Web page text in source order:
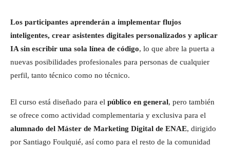
Los participantes aprenderán a implementar flujos
inteligentes, crear asistentes digitales personalizados y aplicar
IA sin escribir una sola línea de código, lo que abre la puerta a
nuevas posibilidades profesionales para personas de cualquier
perfil, tanto técnico como no técnico.
El curso está diseñado para el público en general, pero también
se ofrece como actividad complementaria y exclusiva para el
alumnado del Máster de Marketing Digital de ENAE, dirigido
por Santiago Foulquié, así como para el resto de la comunidad